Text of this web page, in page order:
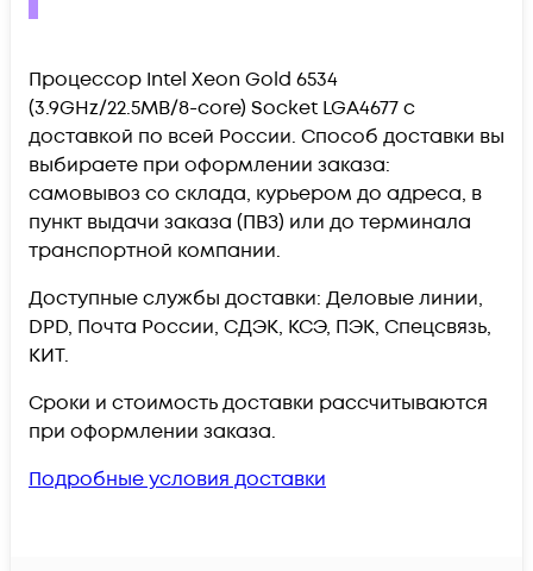
Процессор Intel Xeon Gold 6534
(3.9GHz/22.5MB/8-core) Socket LGA4677 c
доставкой по всей России. Способ доставки вы
выбираете при оформлении заказа:
самовывоз со склада, курьером до адреса, в
пункт выдачи заказа (ПВЗ) или до терминала
транспортной компании.
Доступные службы доставки: Деловые линии,
DPD, Почта России, СДЭК, КСЭ, ПЭК, Спецсвязь,
КИТ.
Сроки и стоимость доставки рассчитываются
при оформлении заказа.
Подробные условия доставки